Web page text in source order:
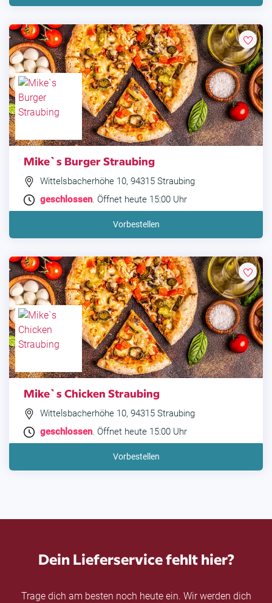
Mike`s Burger Straubing
Wittelsbacherhöhe 10, 94315 Straubing
geschlossen. Öffnet heute 15:00 Uhr
Vorbestellen
Mike`s Chicken Straubing
Wittelsbacherhöhe 10, 94315 Straubing
geschlossen. Öffnet heute 15:00 Uhr
Vorbestellen
Dein Lieferservice fehlt hier?
Trage dich am besten noch heute ein. Wir werden dich